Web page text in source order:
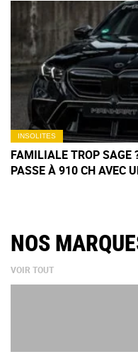
INSOLITES
FAMILIALE TROP SAGE
PASSE À 910 CH AVEC
NOS
VOIR TOUT